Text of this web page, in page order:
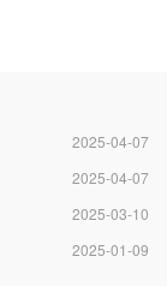
2025-04-07
2025-04-07
2025-03-10
2025-01-09